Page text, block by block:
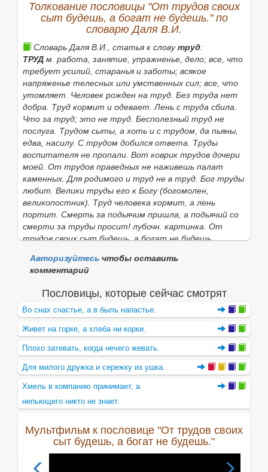
Толкование пословицы "От трудов своих
сыт будешь, а богат не будешь." по
словарю Даля В.И.
Словарь Даля В.И., статья к словутруд:
ТРУД м. работа, занятие, упражненье, дело; все, что
требует усилий, старанья и заботы; всякое
напряженье телесных или умственных сил; все, что
утомляет. Человек рожден на труд. Без труда нет
добра. Труд кормит и одевает.Лень с труда сбила.
Что за труд; это не труд. Бесполезный труд не
послуга. Трудом сыты, а хоть и с трудом, да пьяны,
едва, насилу. С трудом добился ответа. Труды
воспитателя не пропали. Вот коврик трудов дочери
моей. От трудов праведных не наживешь палат
каменных. Для родимого и труд не в труд. Бог труды
любит. Велики труды его к Богу(богомолен,
великопостник). Труд человека кормит, алень
портит. Смерть за подьячим пришла, а подьячий со
смерти за труды просит!лубочн. картинка. От
трудов своих сыт будешь,абогат не будешь.
Последствие работы, старанья, напряженья,
сделанная вещь.
печатается. Труды ученого общества,
писанные.Белые ручки чужиетруды любят.
|| Труд, церк. стар. болезнь, боль, бол
лесть,
мощь
или немочь, немогута, скорбь, хиль, хилина, вообще
нездоровье.В дный труд, водяна Трудбол.
говор. о длительных, затяжных болезнях.Родильница
в труде, в трудах,в муках, в родах. тького,
труж
налагать труд, работу, заставлять что делать;
||беспокоить, тревожить, докучать.
напрасно людей трудишь. Что труждаете жену,
дело бо добро соделала о Мне, Матф.Трудящий
человек,сев.трудящийся, трудолюбивый.
Трудиться
Авторизуйтесь чтобы оставить
комментарий
Пословицы, которые сейчас смотрят
Во снах счастье, а в быль напастье.
Живет на горке, а хлеба ни корки.
Плохо затевать, когда нечего жевать.
Для милого дружка и сережку из ушка.
Хмель в компанию принимает, а
непьющего никто не знает.
Мультфильм к пословице "От трудов своих
сыт будешь, а богат не будешь."